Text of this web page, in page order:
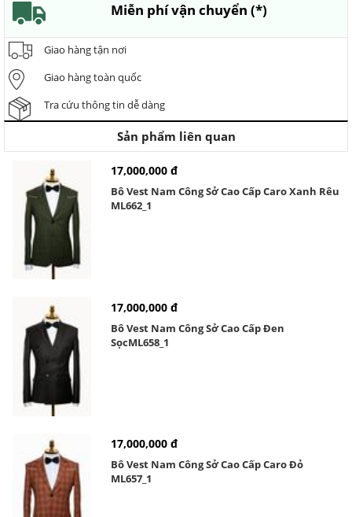
Miễn phí vận chuyển (*)
Giao hàng tận nơi
Giao hàng toàn quốc
Tra cứu thông tin dễ dàng
Sản phẩm liên quan
17,000,000 đ
Bô Vest Nam Công Sở Cao Cấp Caro Xanh Rêu
ML662_1
17,000,000 đ
Bô Vest Nam Công Sở Cao Cấp Đen
SọcML658_1
17,000,000 đ
Bô Vest Nam Công Sở Cao Cấp Caro Đỏ
ML657_1